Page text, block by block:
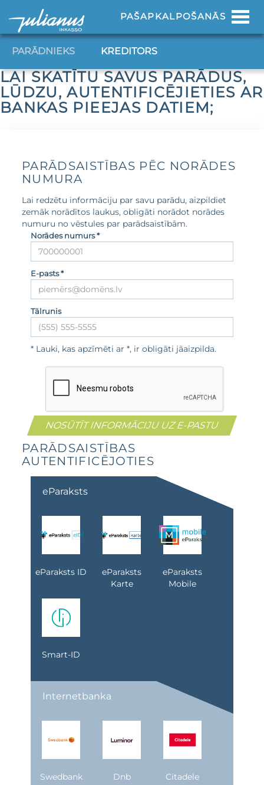
PAŠAPKALPOŠANĀS
PARĀDNIEKS KREDITORS
LAI SKATĪTU SAVUS PARĀDUS,
LŪDZU, AUTENTIFICĒJIETIES AR
BANKAS PIEEJAS DATIEM;
PARĀDSAISTĪBAS PĒC NORĀDES
NUMURA
Lai redzētu informāciju par savu parādu, aizpildiet
zemāk norādītos laukus, obligāti norādot norādes
numuru no vēstules par parādsaistībām.
Norādes numurs *
E-pasts *
Tālrunis
* Lauki, kas apzīmēti ar *, ir obligāti jāaizpilda.
PARĀDSAISTĪBAS
AUTENTIFICĒJOTIES
eParaksts
eParaksts ID
eParaksts
Karte
eParaksts
Mobile
Smart-ID
Internetbanka
Swedbank Dnb Citadele